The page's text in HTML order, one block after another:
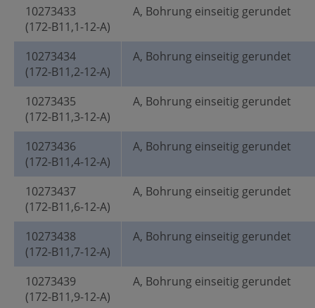
10273433
(172-B11,1-12-A)
A, Bohrung einseitig gerundet
10273434
(172-B11,2-12-A)
A, Bohrung einseitig gerundet
10273435
(172-B11,3-12-A)
A, Bohrung einseitig gerundet
10273436
(172-B11,4-12-A)
A, Bohrung einseitig gerundet
10273437
(172-B11,6-12-A)
A, Bohrung einseitig gerundet
10273438
(172-B11,7-12-A)
A, Bohrung einseitig gerundet
10273439
(172-B11,9-12-A)
A, Bohrung einseitig gerundet